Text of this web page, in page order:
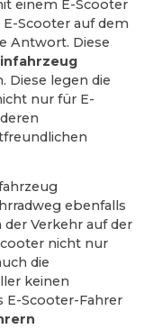
einem E-Scooter
E-Scooter auf dem
Antwort. Diese
Diese legen die
nur für E-
ebenfalls
Verkehr auf der
nicht nur
die
keinen
E-Scooter-Fahrer